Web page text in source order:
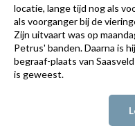
locatie, lange tijd nog als
als voorganger bij de
Zijn uitvaart was op
Petrus' banden. Daarna is
begraaf-plaats van
is geweest.